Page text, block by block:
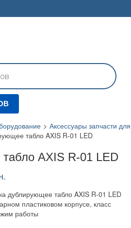
> Аксессуары запчасти для
табло AXIS R-01 LED
AXIS R-01 LED
1450 грн..
дублирующее табло AXIS R-01 LED
пластиковом корпусе, класс
работы